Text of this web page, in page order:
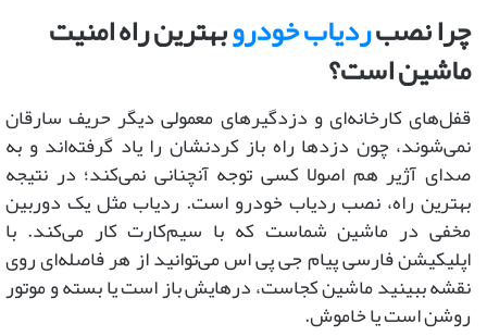
چرا نصبردیاب خودروبهترین راه امنیت
ماشین است؟
قفل‌های کارخانه‌ای و دزدگیرهای معمولی دیگر حریف سارقان
نمی‌شوند، چون دزدها راه باز کردنشان را یاد گرفته‌اند و به
صدای آژیر هم اصولا کسی توجه آنچنانی نمی‌کند؛ در نتیجه
بهترین راه، نصب ردیاب خودرو است. ردیاب مثل یک دوربین
مخفی در ماشین شماست که با سیم‌کارت کار می‌کند. با
اپلیکیشن فارسی پیام جی پی اس می‌توانید از هر فاصله‌ای روی
نقشه ببینید ماشین کجاست، درهایش باز است یا بسته و موتور
روشن است یا خاموش.